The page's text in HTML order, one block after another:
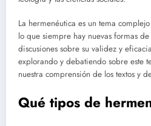
La hermenéutica es un tema
lo que siempre hay nuevas formas
discusiones sobre su validez y
explorando y debatiendo sobre este
nuestra comprensión de los textos y
Qué tipos de